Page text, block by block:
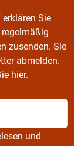
erklären Sie
zusenden. Sie
abmelden.
hier.
und